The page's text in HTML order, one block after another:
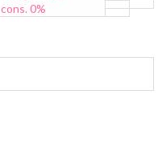
cons. 0%